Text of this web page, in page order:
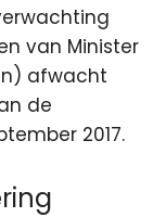
van Minister
afwacht
de
2017.